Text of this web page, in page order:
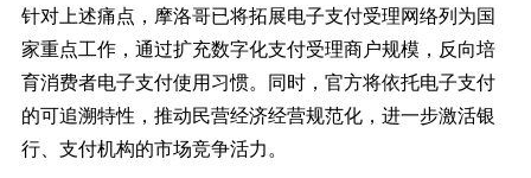
针对上述痛点，摩洛哥已将拓展电子支付受理网络列为国
家重点工作，通过扩充数字化支付受理商户规模，反向培
育消费者电子支付使用习惯。同时，官方将依托电子支付
的可追溯特性，推动民营经济经营规范化，进一步激活银
行、支付机构的市场竞争活力。